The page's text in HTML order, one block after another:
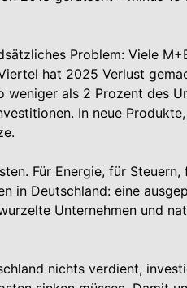
Problem: Viele
hat 2025 Verlust
weniger als 2 Prozent des
In neue
Für Energie, für
in Deutschland: eine
Unternehmen und
nichts verdient,